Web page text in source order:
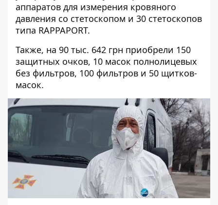
аппаратов для измерения кровяного
давления со стетоскопом и 30 стетоскопов
типа RAPPAPORT.
Также, на 90 тыс. 642 грн приобрели 150
защитных очков, 10 масок полнолицевых
без фильтров, 100 фильтров и 50 щитков-
масок.